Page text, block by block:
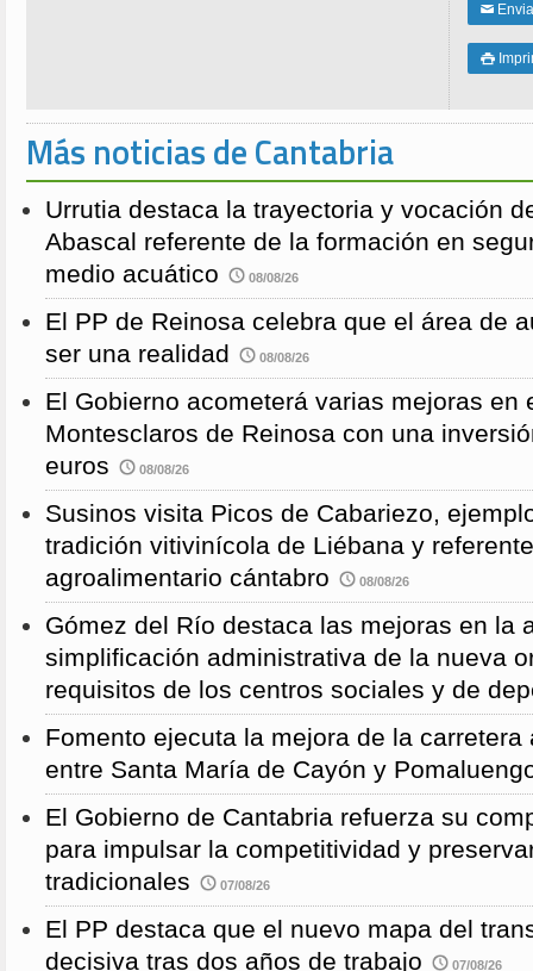
✉

Más noticias de Cantabria
Urrutia destaca la trayectoria y vocación
Abascal referente de la formación en
medio acuático
08/08/26
El PP de Reinosa celebra que el área de
ser una realidad
08/08/26
El Gobierno acometerá varias mejoras en
Montesclaros de Reinosa con una
euros
08/08/26
Susinos visita Picos de Cabariezo,
tradición vitivinícola de Liébana y
agroalimentario cántabro
08/08/26
Gómez del Río destaca las mejoras en la
simplificación administrativa de la nueva
requisitos de los centros sociales y de
Fomento ejecuta la mejora de la carretera
entre Santa María de Cayón y
El Gobierno de Cantabria refuerza su
para impulsar la competitividad y
tradicionales
07/08/26
El PP destaca que el nuevo mapa del
decisiva tras dos años de trabajo
07/08/26